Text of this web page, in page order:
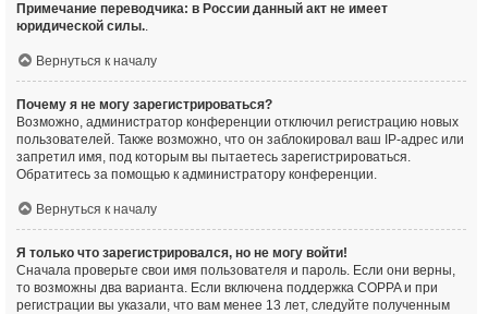
Примечание переводчика: в России данный акт не имеет
юридической силы..
Вернуться к началу
Почему я не могу зарегистрироваться?
Возможно, администратор конференции отключил регистрацию новых
пользователей. Также возможно, что он заблокировал ваш IP-адрес или
запретил имя, под которым вы пытаетесь зарегистрироваться.
Обратитесь за помощью к администратору конференции.
Вернуться к началу
Я только что зарегистрировался, но не могу войти!
Сначала проверьте свои имя пользователя и пароль. Если они верны,
то возможны два варианта. Если включена поддержка COPPA и при
регистрации вы указали, что вам менее 13 лет, следуйте полученным